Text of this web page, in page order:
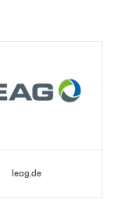
leag.de